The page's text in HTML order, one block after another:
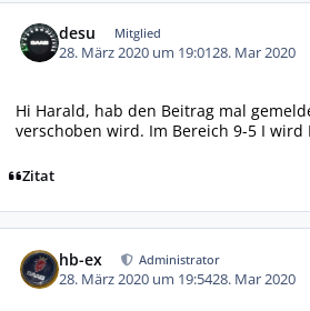
desu Mitglied
28. März 2020 um 19:0128. Mar 2020
Hi Harald, hab den Beitrag mal
verschoben wird. Im Bereich 9-5 I wird
Zitat
hb-ex Administrator
28. März 2020 um 19:5428. Mar 2020